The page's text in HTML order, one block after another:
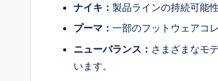
ナイキ： 製品ラインの持続可能
プーマ： 一部のフットウェアコ
ニューバランス： さまざまなモ
います。